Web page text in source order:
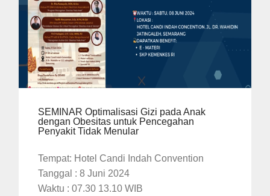
SEMINAR Optimalisasi Gizi pada Anak
dengan Obesitas untuk Pencegahan
Penyakit Tidak Menular
Tempat: Hotel Candi Indah Convention
Tanggal : 8 Juni 2024
Waktu : 07.30 13.10 WIB